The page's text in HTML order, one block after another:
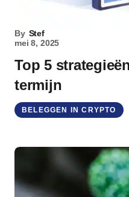
By Stef
mei 8, 2025
Top 5
termijn
BELEGGEN IN CRYPTO